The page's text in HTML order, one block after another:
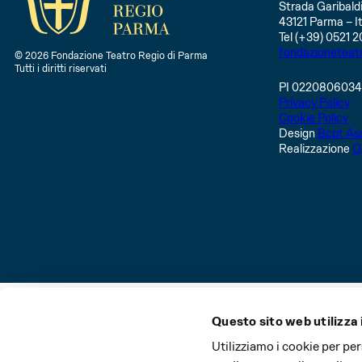
Questo sito web utilizza
Utilizziamo i cookie per
© 2026 Fondazione Teatro Regio di Parma
Tutti i diritti riservati
Strada
43121 Parma –
Tel (+39) 0521
PI
Privacy Policy
Cookie Policy
Design Bcpt
Realizzazione
La Stagione del Teatro Regio di Parma e il Festival